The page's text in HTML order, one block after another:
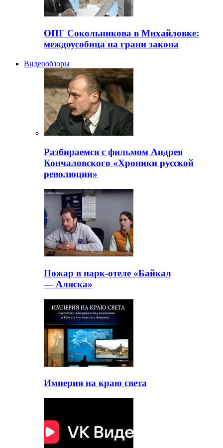
ОПГ Сокольникова в Михайловке:
междоусобица на грани закона
Видеообзоры
Разбираемся с фильмом Андрея
Кончаловского «Хроники русской
революции»
Пожар в парк-отеле «Байкал
— Аляска»
Империя на краю света